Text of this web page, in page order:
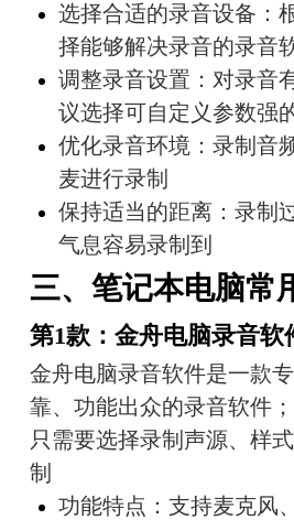
选择合适的录音设备：
择能够解决录音的录音
调整录音设置：对录音
议选择可自定义参数强
优化录音环境：录制音
麦进行录制
保持适当的距离：录制
气息容易录制到
三、笔记本电脑常
第1款：金舟电脑录音软
金舟电脑录音软件是一款
靠、功能出众的录音软件
只需要选择录制声源、样
制
功能特点：支持麦克风